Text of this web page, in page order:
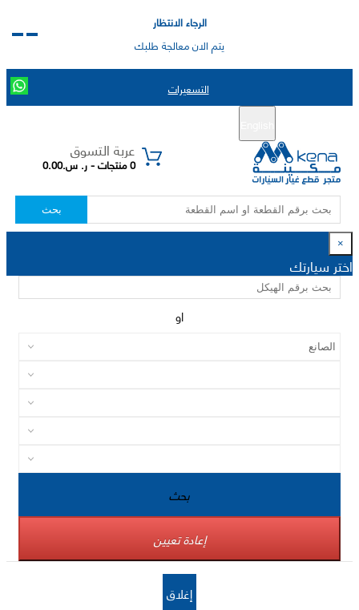
الرجاء الانتظار
يتم الان معالجة طلبك
التسعيرات
عربة التسوق
0 منتجات - ر. س.0.00
بحث
×
اختر سيارتك
او
بحث
إعادة تعيين
إغلاق